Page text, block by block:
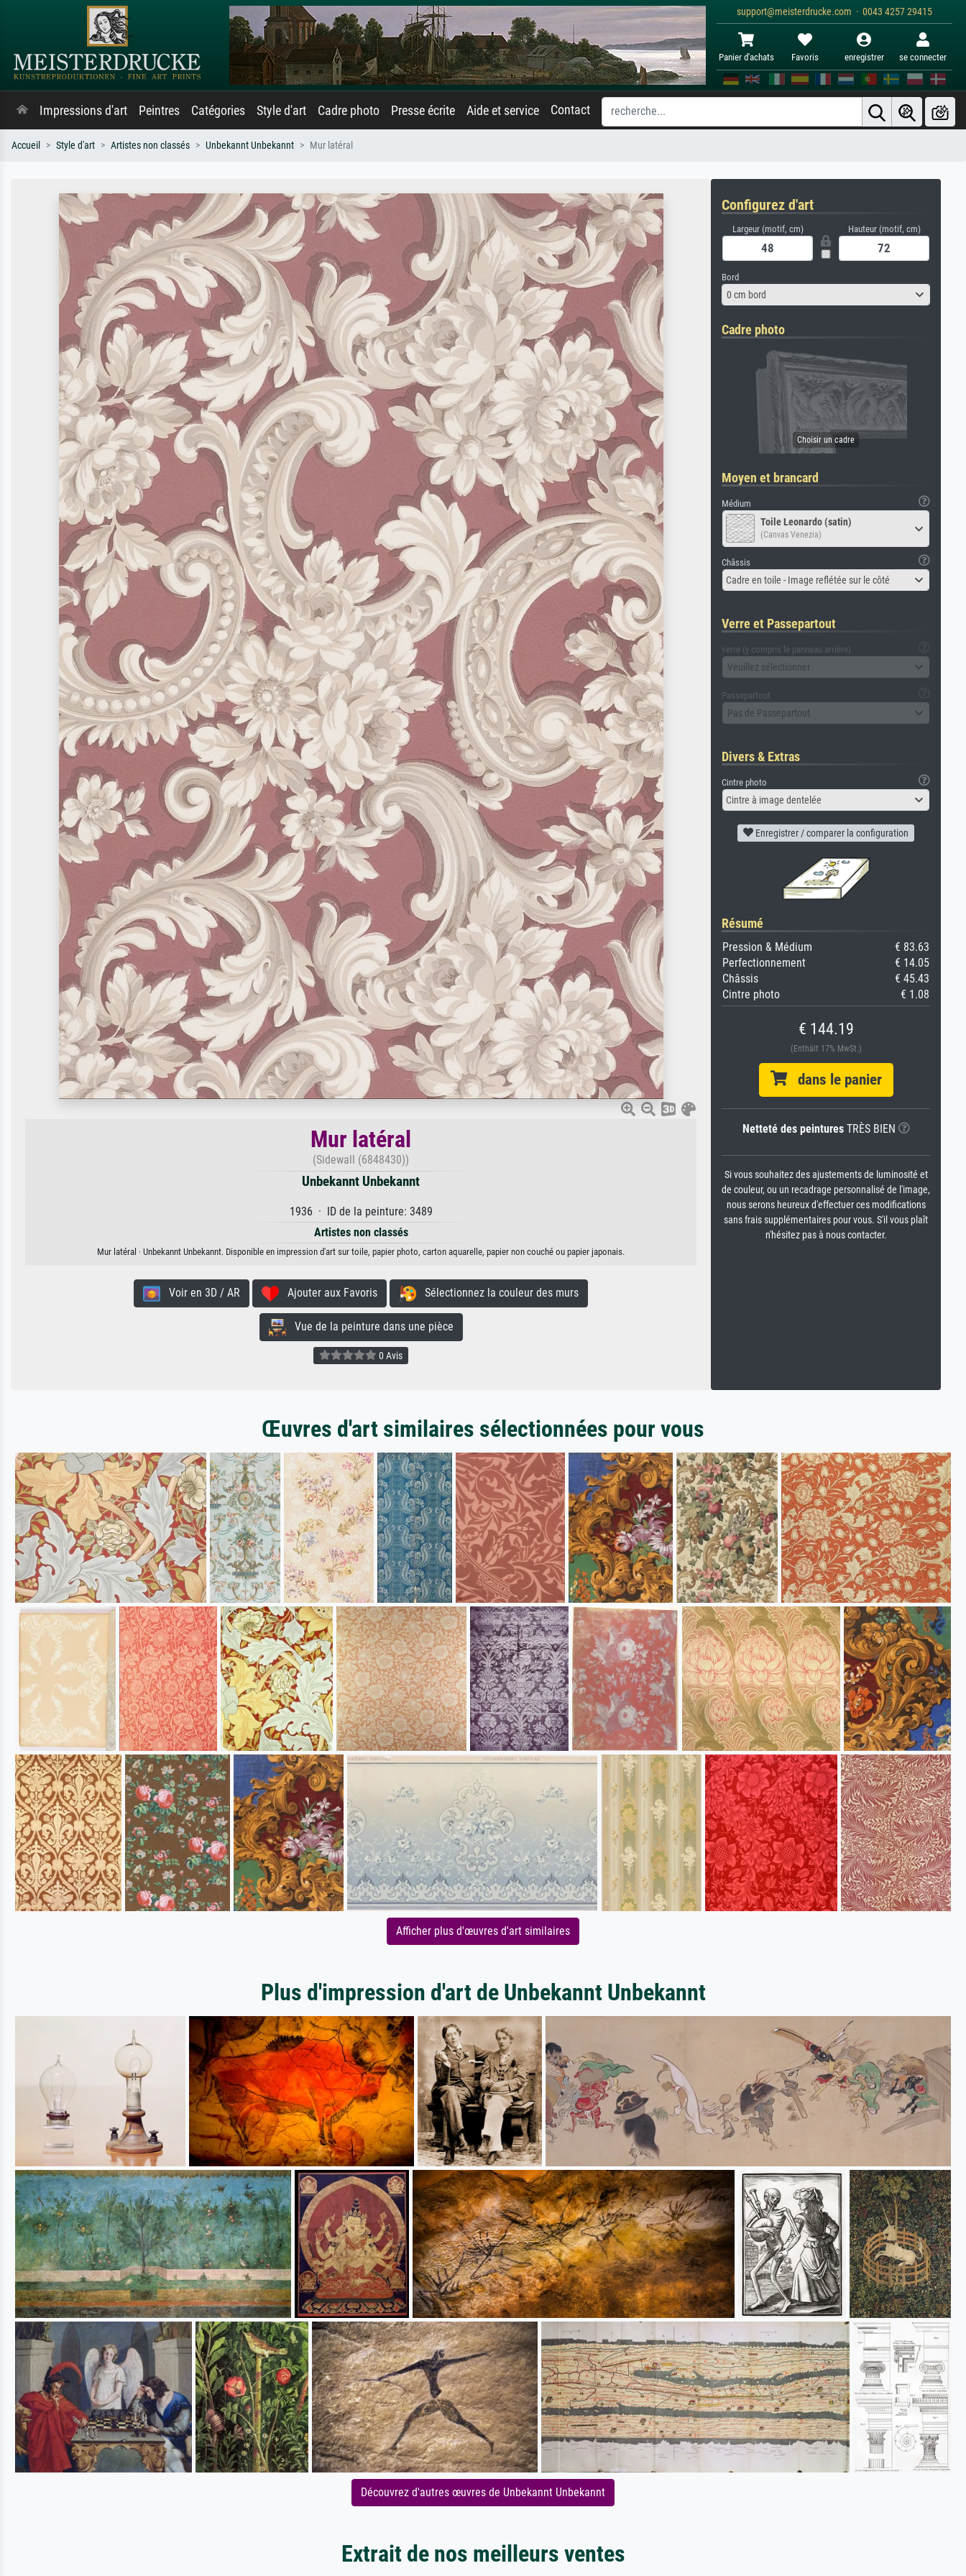
support@meisterdrucke.com · 0043 4257 29415
Panier d'achats Favoris enregistrer se connecter
Impressions d'art Peintres Catégories Style d'art Cadre photo Presse écrite Aide et service Contact
Accueil Style d'art Artistes non classés Unbekannt Unbekannt Mur latéral
Mur latéral
(Sidewall (6848430))
Unbekannt Unbekannt
1936 · ID de la peinture: 3489
Artistes non classés
Mur latéral · Unbekannt Unbekannt. Disponible en impression d'art sur toile, papier photo, carton aquarelle, papier non couché ou papier japonais.
Voir en 3D / AR Ajouter aux Favoris Sélectionnez la couleur des murs
Vue de la peinture dans une pièce
0 Avis
Configurez d'art
Largeur (motif, cm) Hauteur (motif, cm)
Bord
0 cm bord
Cadre photo
Moyen et brancard
Médium
Toile Leonardo (satin)
(Canvas Venezia)
Châssis
Cadre en toile - Image reflétée sur le côté
Verre et Passepartout
verre (y compris le panneau arrière)
Veuillez sélectionner
Passepartout
Pas de Passepartout
Divers & Extras
Cintre photo
Cintre à image dentelée
Enregistrer / comparer la configuration
Résumé
Pression & Médium
€ 83.63
Perfectionnement
€ 14.05
Châssis
€ 45.43
Cintre photo
€ 1.08
€ 144.19
(Enthält 17% MwSt.)
dans le panier
Netteté des peinturesTRÈS BIEN
Si vous souhaitez des ajustements de luminosité et
de couleur, ou un recadrage personnalisé de l'image,
nous serons heureux d'effectuer ces modifications
sans frais supplémentaires pour vous. S'il vous plaît
n'hésitez pas à nous contacter.
Œuvres d'art similaires sélectionnées pour vous
Afficher plus d'œuvres d'art similaires
Plus d'impression d'art de Unbekannt Unbekannt
Découvrez d'autres œuvres de Unbekannt Unbekannt
Extrait de nos meilleurs ventes